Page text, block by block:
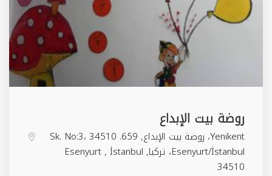
روضة بيت الإبداع
Yenikent، روضة بيت الإبداع, 659. Sk. No:3، 34510
Esenyurt/İstanbul، تركيا,
Esenyurt, İstanbul
34510